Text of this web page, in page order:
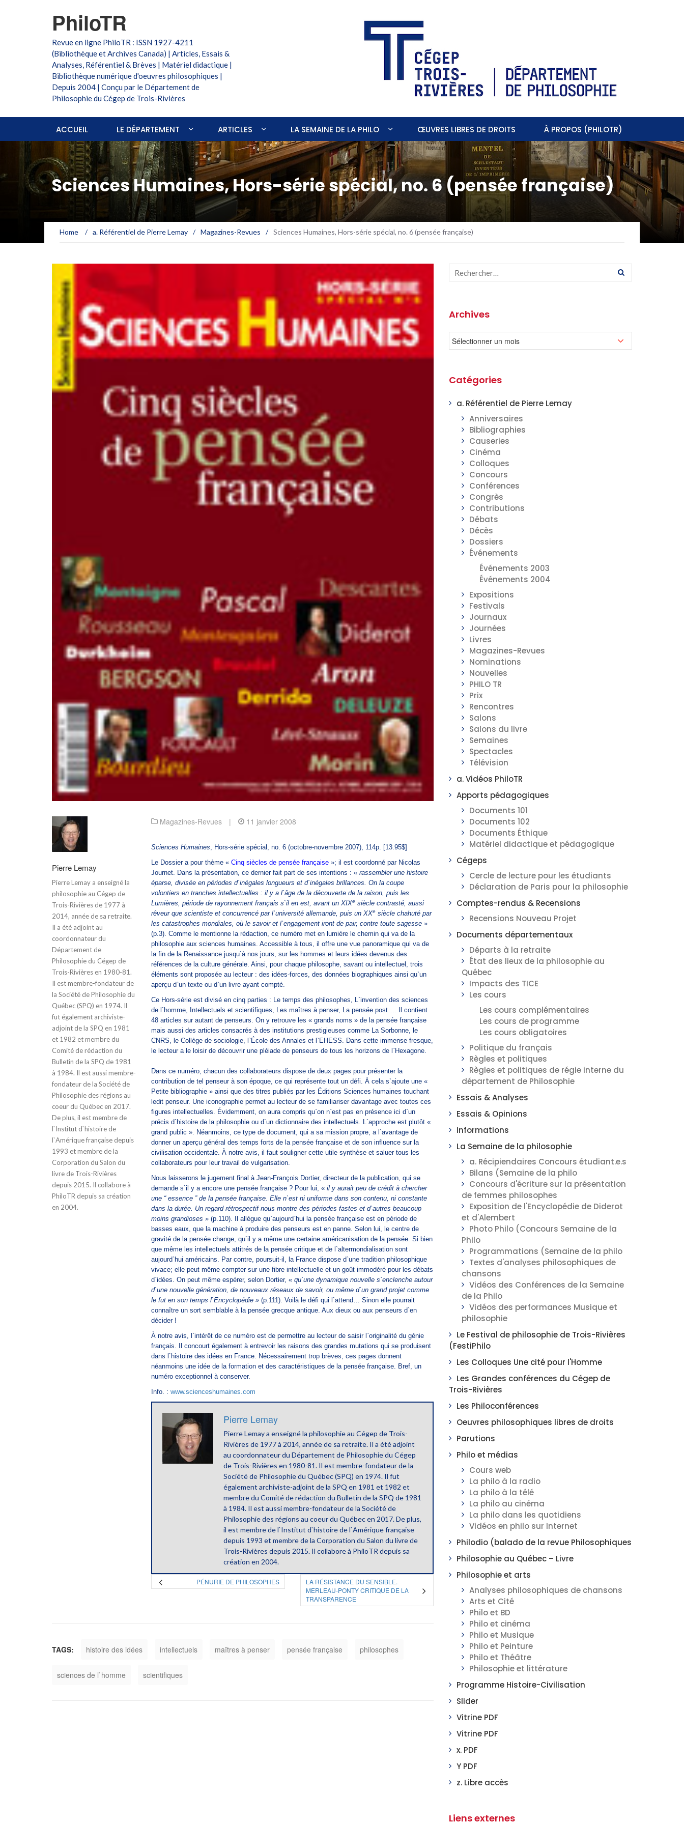
PhiloTR
Revue en ligne PhiloTR : ISSN 1927-4211
(Bibliothèque et Archives Canada) | Articles, Essais &
Analyses, Référentiel & Brèves | Matériel didactique |
Bibliothèque numérique d'oeuvres philosophiques |
Depuis 2004 | Conçu par le Département de
Philosophie du Cégep de Trois-Rivières
ACCUEIL LE DÉPARTEMENT ARTICLES LA SEMAINE DE LA PHILO ŒUVRES LIBRES DE DROITS À PROPOS (PHILOTR)
Sciences Humaines, Hors-série spécial, no. 6 (pensée française)
Home / a. Référentiel de Pierre Lemay / Magazines-Revues / Sciences Humaines, Hors-série spécial, no. 6 (pensée française)
Pierre Lemay
Pierre Lemay a enseigné la
philosophie au Cégep de
Trois-Rivières de 1977 à
2014, année de sa retraite.
Il a été adjoint au
coordonnateur du
Département de
Philosophie du Cégep de
Trois-Rivières en 1980-81.
Il est membre-fondateur de
la Société de Philosophie du
Québec (SPQ) en 1974. Il
fut également archiviste-
adjoint de la SPQ en 1981
et 1982 et membre du
Comité de rédaction du
Bulletin de la SPQ de 1981
à 1984. Il est aussi membre-
fondateur de la Société de
Philosophie des régions au
coeur du Québec en 2017.
De plus, il est membre de
l`Institut d`histoire de
l`Amérique française depuis
1993 et membre de la
Corporation du Salon du
livre de Trois-Rivières
depuis 2015. Il collabore à
PhiloTR depuis sa création
en 2004.
Magazines-Revues | 11 janvier 2008
Sciences Humaines, Hors-série spécial, no. 6 (octobre-novembre 2007), 114p. [13.95$]
Le Dossier a pour thème « Cinq siècles de pensée française »; il est coordonné par Nicolas
Journet. Dans la présentation, ce dernier fait part de ses intentions : « rassembler une histoire
éparse, divisée en périodes d`inégales longueurs et d`inégales brillances. On la coupe
volontiers en tranches intellectuelles : il y a l`âge de la découverte de la raison, puis les
Lumières, période de rayonnement français s`il en est, avant un XIXe siècle contrasté, aussi
rêveur que scientiste et concurrencé par l`université allemande, puis un XXe siècle chahuté par
les catastrophes mondiales, où le savoir et l`engagement iront de pair, contre toute sagesse »
(p.3). Comme le mentionne la rédaction, ce numéro met en lumière le chemin qui va de la
philosophie aux sciences humaines. Accessible à tous, il offre une vue panoramique qui va de
la fin de la Renaissance jusqu`à nos jours, sur les hommes et leurs idées devenus des
références de la culture générale. Ainsi, pour chaque philosophe, savant ou intellectuel, trois
éléments sont proposée au lecteur : des idées-forces, des données biographiques ainsi qu`un
aperçu d`un texte ou d`un livre ayant compté.
Ce Hors-série est divisé en cinq parties : Le temps des philosophes, L`invention des sciences
de l`homme, Intellectuels et scientifiques, Les maîtres à penser, La pensée post…. Il contient
48 articles sur autant de penseurs. On y retrouve les « grands noms » de la pensée française
mais aussi des articles consacrés à des institutions prestigieuses comme La Sorbonne, le
CNRS, le Collège de sociologie, l`École des Annales et l`EHESS. Dans cette immense fresque,
le lecteur a le loisir de découvrir une pléiade de penseurs de tous les horizons de l`Hexagone.
Dans ce numéro, chacun des collaborateurs dispose de deux pages pour présenter la
contribution de tel penseur à son époque, ce qui représente tout un défi. À cela s`ajoute une «
Petite bibliographie » ainsi que des titres publiés par les Éditions Sciences humaines touchant
ledit penseur. Une iconographie permet au lecteur de se familiariser davantage avec toutes ces
figures intellectuelles. Évidemment, on aura compris qu`on n`est pas en présence ici d`un
précis d`histoire de la philosophie ou d`un dictionnaire des intellectuels. L`approche est plutôt «
grand public ». Néanmoins, ce type de document, qui a sa mission propre, a l`avantage de
donner un aperçu général des temps forts de la pensée française et de son influence sur la
civilisation occidentale. À notre avis, il faut souligner cette utile synthèse et saluer tous les
collaborateurs pour leur travail de vulgarisation.
Nous laisserons le jugement final à Jean-François Dortier, directeur de la publication, qui se
demande s`il y a encore une pensée française ? Pour lui, « il y aurait peu de crédit à chercher
une “ essence ” de la pensée française. Elle n`est ni uniforme dans son contenu, ni constante
dans la durée. Un regard rétrospectif nous montre des périodes fastes et d`autres beaucoup
moins grandioses » (p.110). Il allègue qu`aujourd`hui la pensée française est en période de
basses eaux, que la machine à produire des penseurs est en panne. Selon lui, le centre de
gravité de la pensée change, qu`il y a même une certaine américanisation de la pensée. Si bien
que même les intellectuels attitrés de la pensée critique et de l`altermondialisation sont
aujourd`hui américains. Par contre, poursuit-il, la France dispose d`une tradition philosophique
vivace; elle peut même compter sur une fibre intellectuelle et un goût immodéré pour les débats
d`idées. On peut même espérer, selon Dortier, « qu`une dynamique nouvelle s`enclenche autour
d`une nouvelle génération, de nouveaux réseaux de savoir, ou même d`un grand projet comme
le fut en son temps l`Encyclopédie » (p.111). Voilà le défi qui l`attend… Sinon elle pourrait
connaître un sort semblable à la pensée grecque antique. Aux dieux ou aux penseurs d`en
décider !
À notre avis, l`intérêt de ce numéro est de permettre au lecteur de saisir l`originalité du génie
français. Il concourt également à entrevoir les raisons des grandes mutations qui se produisent
dans l`histoire des idées en France. Nécessairement trop brèves, ces pages donnent
néanmoins une idée de la formation et des caractéristiques de la pensée française. Bref, un
numéro exceptionnel à conserver.
Info. : www.scienceshumaines.com
Pierre Lemay
Pierre Lemay a enseigné la philosophie au Cégep de Trois-
Rivières de 1977 à 2014, année de sa retraite. Il a été adjoint
au coordonnateur du Département de Philosophie du Cégep
de Trois-Rivières en 1980-81. Il est membre-fondateur de la
Société de Philosophie du Québec (SPQ) en 1974. Il fut
également archiviste-adjoint de la SPQ en 1981 et 1982 et
membre du Comité de rédaction du Bulletin de la SPQ de 1981
à 1984. Il est aussi membre-fondateur de la Société de
Philosophie des régions au coeur du Québec en 2017. De plus,
il est membre de l`Institut d`histoire de l`Amérique française
depuis 1993 et membre de la Corporation du Salon du livre de
Trois-Rivières depuis 2015. Il collabore à PhiloTR depuis sa
création en 2004.
PÉNURIE DE PHILOSOPHES
LA RÉSISTANCE DU SENSIBLE.
MERLEAU-PONTY CRITIQUE DE LA
TRANSPARENCE
TAGS: histoire des idées intellectuels maîtres à penser pensée française philosophes
sciences de l`homme scientifiques
Archives
Catégories
a. Référentiel de Pierre Lemay
Anniversaires
Bibliographies
Causeries
Cinéma
Colloques
Concours
Conférences
Congrès
Contributions
Débats
Décès
Dossiers
Événements
Événements 2003
Événements 2004
Expositions
Festivals
Journaux
Journées
Livres
Magazines-Revues
Nominations
Nouvelles
PHILO TR
Prix
Rencontres
Salons
Salons du livre
Semaines
Spectacles
Télévision
a. Vidéos PhiloTR
Apports pédagogiques
Documents 101
Documents 102
Documents Éthique
Matériel didactique et pédagogique
Cégeps
Cercle de lecture pour les étudiants
Déclaration de Paris pour la philosophie
Comptes-rendus & Recensions
Recensions Nouveau Projet
Documents départementaux
Départs à la retraite
État des lieux de la philosophie au
Québec
Impacts des TICE
Les cours
Les cours complémentaires
Les cours de programme
Les cours obligatoires
Politique du français
Règles et politiques
Règles et politiques de régie interne du
département de Philosophie
Essais & Analyses
Essais & Opinions
Informations
La Semaine de la philosophie
a. Récipiendaires Concours étudiant.e.s
Bilans (Semaine de la philo
Concours d'écriture sur la présentation
de femmes philosophes
Exposition de l'Encyclopédie de Diderot
et d'Alembert
Photo Philo (Concours Semaine de la
Philo
Programmations (Semaine de la philo
Textes d'analyses philosophiques de
chansons
Vidéos des Conférences de la Semaine
de la Philo
Vidéos des performances Musique et
philosophie
Le Festival de philosophie de Trois-Rivières
(FestiPhilo
Les Colloques Une cité pour l'Homme
Les Grandes conférences du Cégep de
Trois-Rivières
Les Philoconférences
Oeuvres philosophiques libres de droits
Parutions
Philo et médias
Cours web
La philo à la radio
La philo à la télé
La philo au cinéma
La philo dans les quotidiens
Vidéos en philo sur Internet
Philodio (balado de la revue Philosophiques
Philosophie au Québec – Livre
Philosophie et arts
Analyses philosophiques de chansons
Arts et Cité
Philo et BD
Philo et cinéma
Philo et Musique
Philo et Peinture
Philo et Théâtre
Philosophie et littérature
Programme Histoire-Civilisation
Slider
Vitrine PDF
Vitrine PDF
x. PDF
Y PDF
z. Libre accès
Liens externes